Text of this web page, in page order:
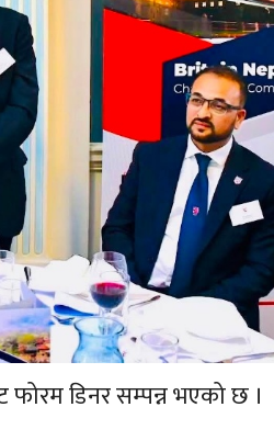
डिनर सम्पन्न भएको छ ।